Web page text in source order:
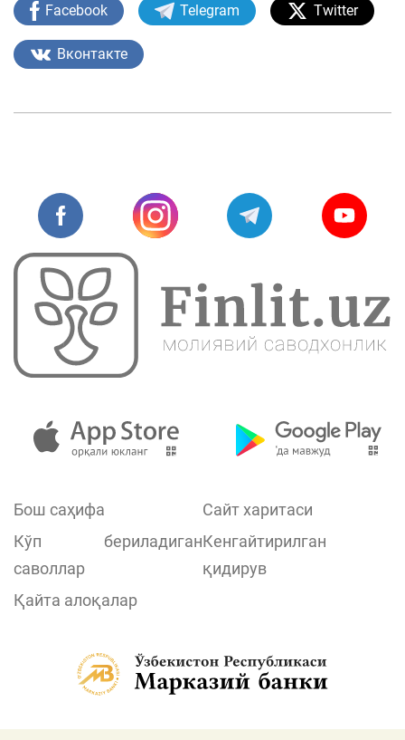
Facebook Telegram Twitter
Вконтакте
Бош саҳифа
Сайт харитаси
Кўп бериладиган
саволлар
Кенгайтирилган
қидирув
Қайта алоқалар